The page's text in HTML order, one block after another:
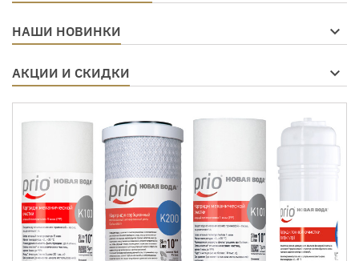
НАШИ НОВИНКИ
АКЦИИ И СКИДКИ